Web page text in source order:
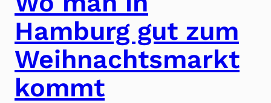
Hamburg gut zum
Weihnachtsmarkt
kommt